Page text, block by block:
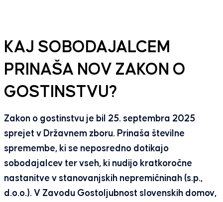
KAJ SOBODAJALCEM
PRINAŠA NOV ZAKON O
GOSTINSTVU?
Zakon o gostinstvu je bil 25. septembra 2025
sprejet v Državnem zboru. Prinaša številne
spremembe, ki se neposredno dotikajo
sobodajalcev ter vseh, ki nudijo kratkoročne
nastanitve v stanovanjskih nepremičninah (s.p.,
d.o.o.). V Zavodu Gostoljubnost slovenskih domov,